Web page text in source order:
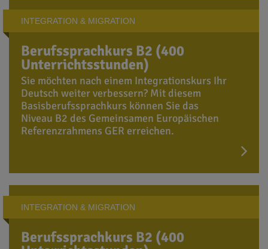
INTEGRATION & MIGRATION
Berufssprachkurs B2 (400
Unterrichtsstunden)
Sie möchten nach einem Integrationskurs Ihr
Deutsch weiter verbessern? Mit diesem
Basisberufssprachkurs können Sie das
Niveau B2 des Gemeinsamen Europäischen
Referenzrahmens GER erreichen.
INTEGRATION & MIGRATION
Berufssprachkurs B2 (400